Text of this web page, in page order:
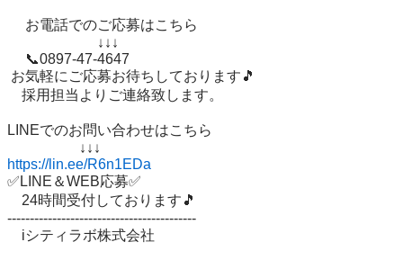
採用担当よりご連絡致します。
LINEでのお問い合わせはこちら
https://lin.ee/R6n1EDa
✅LINE＆WEB応募✅
24時間受付しております🎵
------------------------------------------
iシティラボ株式会社